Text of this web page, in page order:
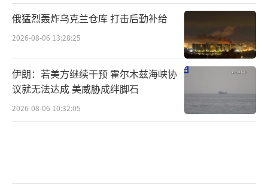
俄猛烈轰炸乌克兰仓库 打击后勤补给
2026-08-06 13:28:25
伊朗：若美方继续干预 霍尔木兹海峡协
议就无法达成 美威胁成绊脚石
2026-08-06 10:32:05